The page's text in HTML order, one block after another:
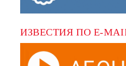
ИЗВЕСТИЯ ПО E-